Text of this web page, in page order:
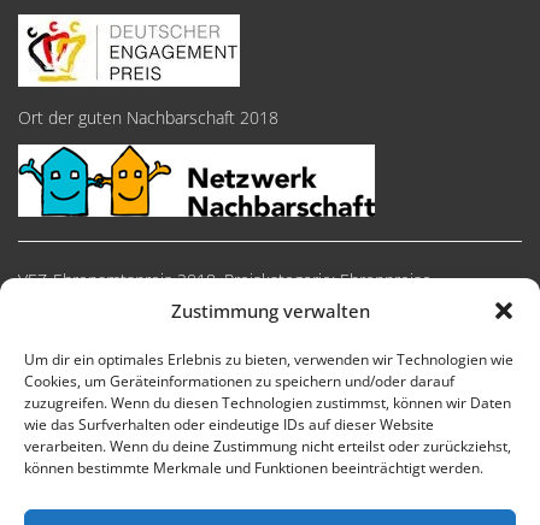
Zustimmung verwalten
Um dir ein optimales Erlebnis zu bieten, verwenden wir Technologien wie
Cookies, um Geräteinformationen zu speichern und/oder darauf
zuzugreifen. Wenn du diesen Technologien zustimmst, können wir Daten
wie das Surfverhalten oder eindeutige IDs auf dieser Website
verarbeiten. Wenn du deine Zustimmung nicht erteilst oder zurückziehst,
können bestimmte Merkmale und Funktionen beeinträchtigt werden.
Ort der guten Nachbarschaft 2018
VEZ-Ehrenamtspreis 2018, Preiskategorie: Ehrenpreise